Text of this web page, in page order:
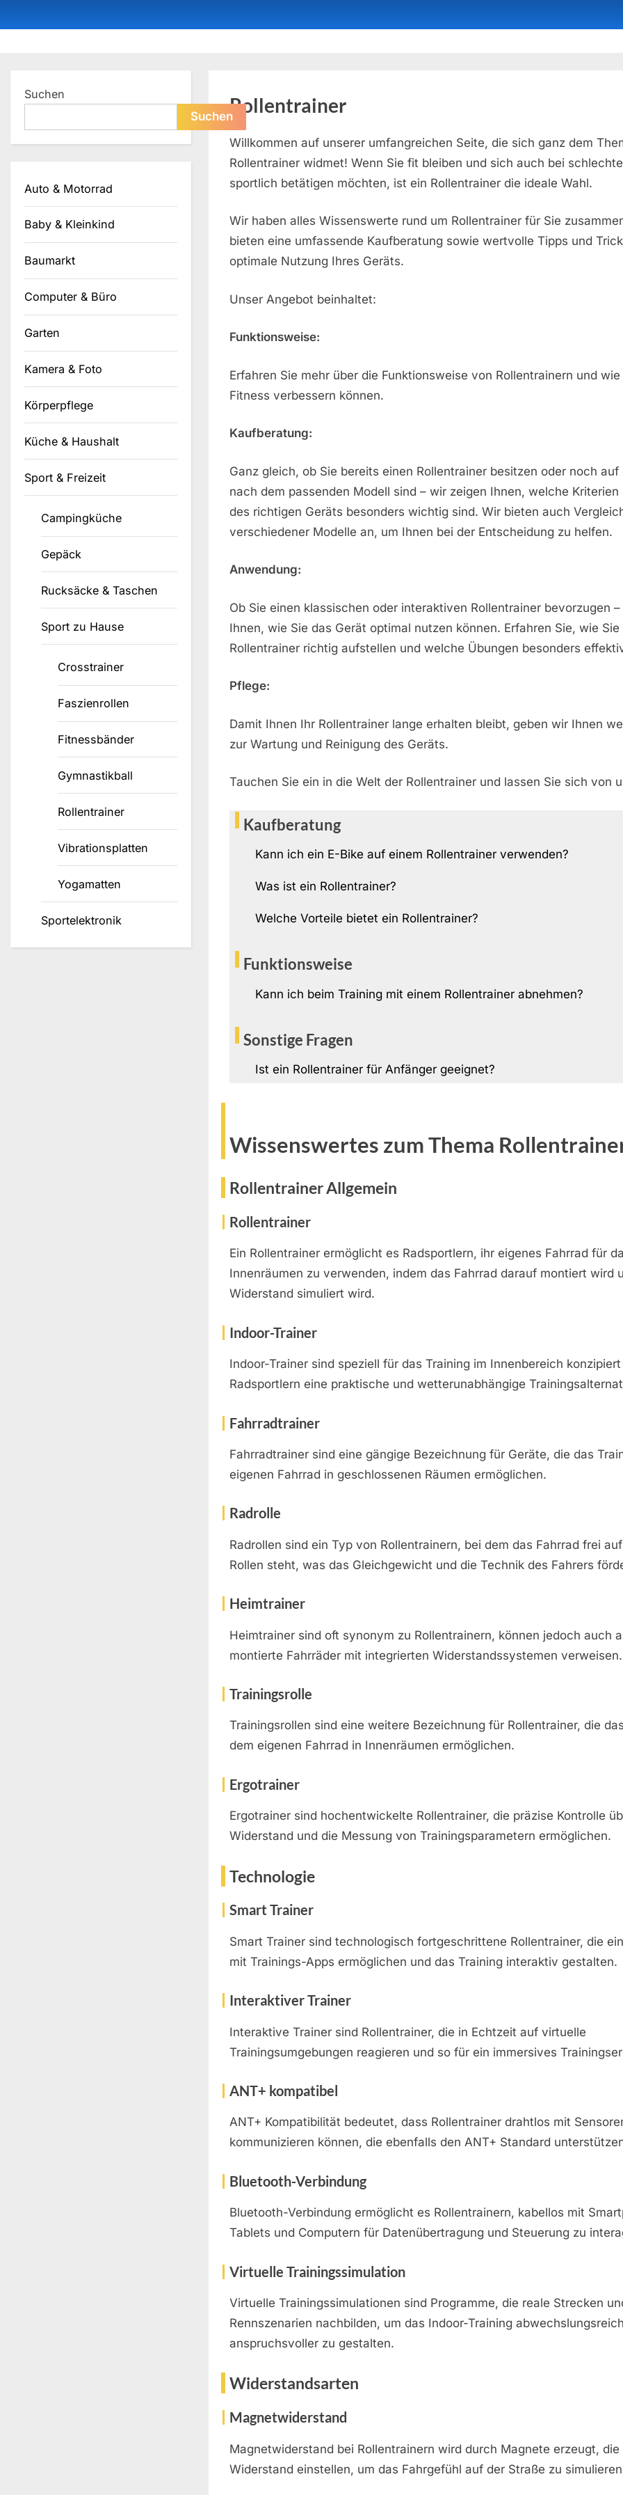
to
Rollentrainer
Willkommen auf unserer umfangreichen Seite, die sich ganz dem
Rollentrainer widmet! Wenn Sie fit bleiben und sich auch bei
sportlich betätigen möchten, ist ein Rollentrainer die ideale Wahl.
Wir haben alles Wissenswerte rund um Rollentrainer für Sie
bieten eine umfassende Kaufberatung sowie wertvolle Tipps und
optimale Nutzung Ihres Geräts.
Unser Angebot beinhaltet:
Funktionsweise:
Erfahren Sie mehr über die Funktionsweise von Rollentrainern und
Fitness verbessern können.
Kaufberatung:
Ganz gleich, ob Sie bereits einen Rollentrainer besitzen oder noch auf
nach dem passenden Modell sind – wir zeigen Ihnen, welche Kriterien
des richtigen Geräts besonders wichtig sind. Wir bieten auch
verschiedener Modelle an, um Ihnen bei der Entscheidung zu helfen.
Anwendung:
Ob Sie einen klassischen oder interaktiven Rollentrainer bevorzugen
Ihnen, wie Sie das Gerät optimal nutzen können. Erfahren Sie, wie Sie
Rollentrainer richtig aufstellen und welche Übungen besonders
Pflege:
Damit Ihnen Ihr Rollentrainer lange erhalten bleibt, geben wir Ihnen
zur Wartung und Reinigung des Geräts.
Tauchen Sie ein in die Welt der Rollentrainer und lassen Sie sich von
Kaufberatung
Kann ich ein E-Bike auf einem Rollentrainer verwenden?
Was ist ein Rollentrainer?
Welche Vorteile bietet ein Rollentrainer?
Funktionsweise
Kann ich beim Training mit einem Rollentrainer abnehmen?
Sonstige Fragen
Ist ein Rollentrainer für Anfänger geeignet?
Wissenswertes zum Thema
Rollentrainer Allgemein
Rollentrainer
Ein Rollentrainer ermöglicht es Radsportlern, ihr eigenes Fahrrad für
Innenräumen zu verwenden, indem das Fahrrad darauf montiert wird
Widerstand simuliert wird.
Indoor-Trainer
Indoor-Trainer sind speziell für das Training im Innenbereich
Radsportlern eine praktische und wetterunabhängige
Fahrradtrainer
Fahrradtrainer sind eine gängige Bezeichnung für Geräte, die das
eigenen Fahrrad in geschlossenen Räumen ermöglichen.
Radrolle
Radrollen sind ein Typ von Rollentrainern, bei dem das Fahrrad frei
Rollen steht, was das Gleichgewicht und die Technik des Fahrers
Heimtrainer
Heimtrainer sind oft synonym zu Rollentrainern, können jedoch auch
montierte Fahrräder mit integrierten Widerstandssystemen verweisen.
Trainingsrolle
Trainingsrollen sind eine weitere Bezeichnung für Rollentrainer, die
dem eigenen Fahrrad in Innenräumen ermöglichen.
Ergotrainer
Ergotrainer sind hochentwickelte Rollentrainer, die präzise Kontrolle
Widerstand und die Messung von Trainingsparametern ermöglichen.
Technologie
Smart Trainer
Smart Trainer sind technologisch fortgeschrittene Rollentrainer, die
mit Trainings-Apps ermöglichen und das Training interaktiv gestalten.
Interaktiver Trainer
Interaktive Trainer sind Rollentrainer, die in Echtzeit auf virtuelle
Trainingsumgebungen reagieren und so für ein immersives
ANT+ kompatibel
ANT+ Kompatibilität bedeutet, dass Rollentrainer drahtlos mit
kommunizieren können, die ebenfalls den ANT+ Standard
Bluetooth-Verbindung
Bluetooth-Verbindung ermöglicht es Rollentrainern, kabellos mit
Tablets und Computern für Datenübertragung und Steuerung zu
Virtuelle Trainingssimulation
Virtuelle Trainingssimulationen sind Programme, die reale Strecken
Rennszenarien nachbilden, um das Indoor-Training
anspruchsvoller zu gestalten.
Widerstandsarten
Magnetwiderstand
Magnetwiderstand bei Rollentrainern wird durch Magnete erzeugt, die
Widerstand einstellen, um das Fahrgefühl auf der Straße zu
Suchen
Suchen
Auto & Motorrad
Baby & Kleinkind
Baumarkt
Computer & Büro
Garten
Kamera & Foto
Körperpflege
Küche & Haushalt
Sport & Freizeit
Campingküche
Gepäck
Rucksäcke & Taschen
Sport zu Hause
Crosstrainer
Faszienrollen
Fitnessbänder
Gymnastikball
Rollentrainer
Vibrationsplatten
Yogamatten
Sportelektronik